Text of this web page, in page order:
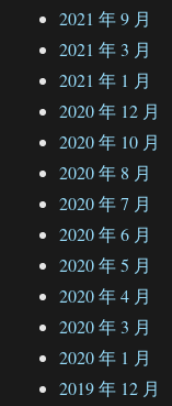
2021 年 9 月
2021 年 3 月
2021 年 1 月
2020 年 12 月
2020 年 10 月
2020 年 8 月
2020 年 7 月
2020 年 6 月
2020 年 5 月
2020 年 4 月
2020 年 3 月
2020 年 1 月
2019 年 12 月